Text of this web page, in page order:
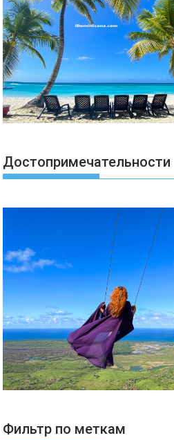
Достопримечательности
Фильтр по меткам